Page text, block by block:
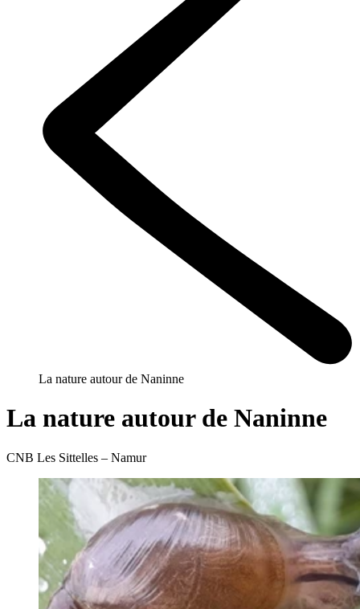
La nature autour de Naninne
La nature autour de Naninne
CNB Les Sittelles – Namur